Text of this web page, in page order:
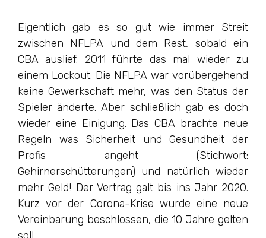
Eigentlich gab es so gut wie immer Streit
zwischen NFLPA und dem Rest, sobald ein
CBA auslief. 2011 führte das mal wieder zu
einem Lockout. Die NFLPA war vorübergehend
keine Gewerkschaft mehr, was den Status der
Spieler änderte. Aber schließlich gab es doch
wieder eine Einigung. Das CBA brachte neue
Regeln was Sicherheit und Gesundheit der
Profis angeht (Stichwort:
Gehirnerschütterungen) und natürlich wieder
mehr Geld! Der Vertrag galt bis ins Jahr 2020.
Kurz vor der Corona-Krise wurde eine neue
Vereinbarung beschlossen, die 10 Jahre gelten